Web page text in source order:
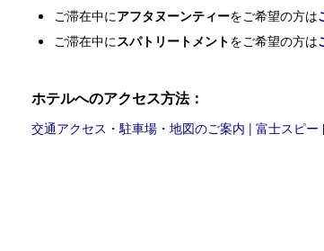
ご滞在中にアフタヌーンティーをご希望の方は
ご滞在中にスパトリートメントをご希望の方は
ホテルへのアクセス方法：
交通アクセス・駐車場・地図のご案内 | 富士スピー